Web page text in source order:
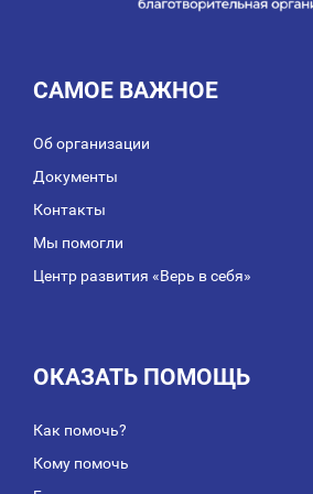
САМОЕ ВАЖНОЕ
Об организации
Документы
Контакты
Мы помогли
Центр развития «Верь в себя»
ОКАЗАТЬ ПОМОЩЬ
Как помочь?
Кому помочь